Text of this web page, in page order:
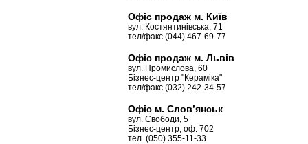
Офіс продаж м. Київ
вул. Костянтинівська, 71
тел/факс (044) 467-69-77
Офіс продаж м. Львів
вул. Промислова, 60
Бізнес-центр "Кераміка"
тел/факс (032) 242-34-57
Офіс м. Слов’янськ
вул. Свободи, 5
Бізнес-центр, оф. 702
тел. (050) 355-11-33